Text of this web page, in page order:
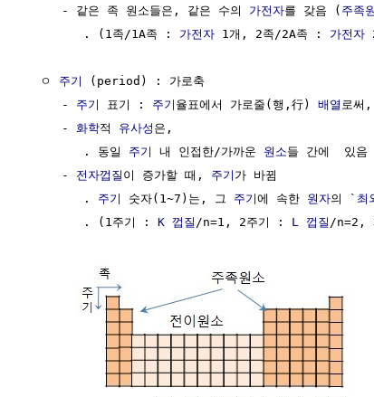
     - 같은 족 원소들은, 같은 수의
가전자를 갖음 ( 주족
        . (1족/1A족 :
가전자 1개, 2족/2A족 : 가전자
  ㅇ
주기
(period) : 가로축
     -
주기 표기 : 주기 율표에서 가로줄(행,行) 배열 로써
     -
화학적 유사성 은,
        . 동일
주기 내 인접한/가까운 원소들 간에  있음
     -
전자껍질 이 증가할 때, 주기 가 바뀜
        .
주기 숫자(1~7)는, 그 주기에 속한 원자의 ` 최
        . (1주기 :
K 껍질 /n=1, 2주기 : L 껍질 /n=2,